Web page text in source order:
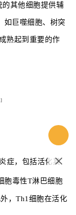
其他细胞提供辅
如巨噬细胞、树突
熟起到重要的作
症，包括活化其
胞毒性T淋巴细胞
，Th1细胞在活化